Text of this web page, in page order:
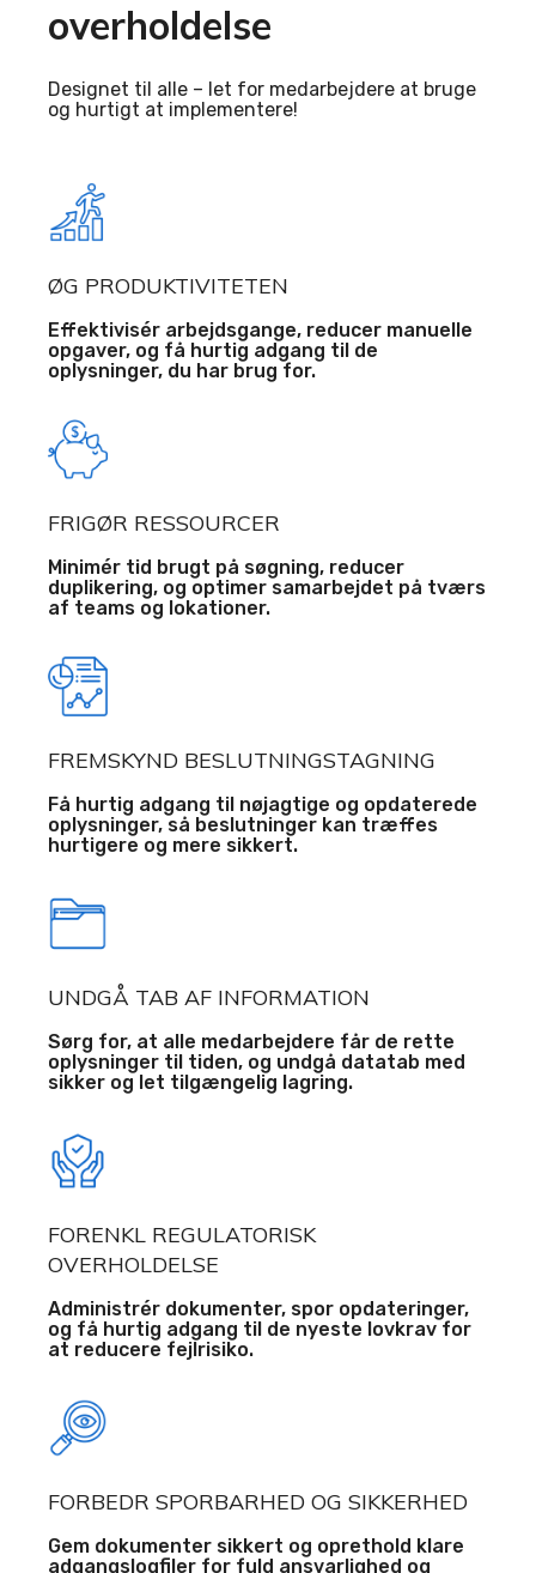
overholdelse
Designet til alle – let for medarbejdere at bruge
og hurtigt at implementere!
ØG PRODUKTIVITETEN
Effektivisér arbejdsgange, reducer manuelle
opgaver, og få hurtig adgang til de
oplysninger, du har brug for.
FRIGØR RESSOURCER
Minimér tid brugt på søgning, reducer
duplikering, og optimer samarbejdet på tværs
af teams og lokationer.
FREMSKYND BESLUTNINGSTAGNING
Få hurtig adgang til nøjagtige og opdaterede
oplysninger, så beslutninger kan træffes
hurtigere og mere sikkert.
UNDGÅ TAB AF INFORMATION
Sørg for, at alle medarbejdere får de rette
oplysninger til tiden, og undgå datatab med
sikker og let tilgængelig lagring.
FORENKL REGULATORISK
OVERHOLDELSE
Administrér dokumenter, spor opdateringer,
og få hurtig adgang til de nyeste lovkrav for
at reducere fejlrisiko.
FORBEDR SPORBARHED OG SIKKERHED
Gem dokumenter sikkert og oprethold klare
adgangslogfiler for fuld ansvarlighed og